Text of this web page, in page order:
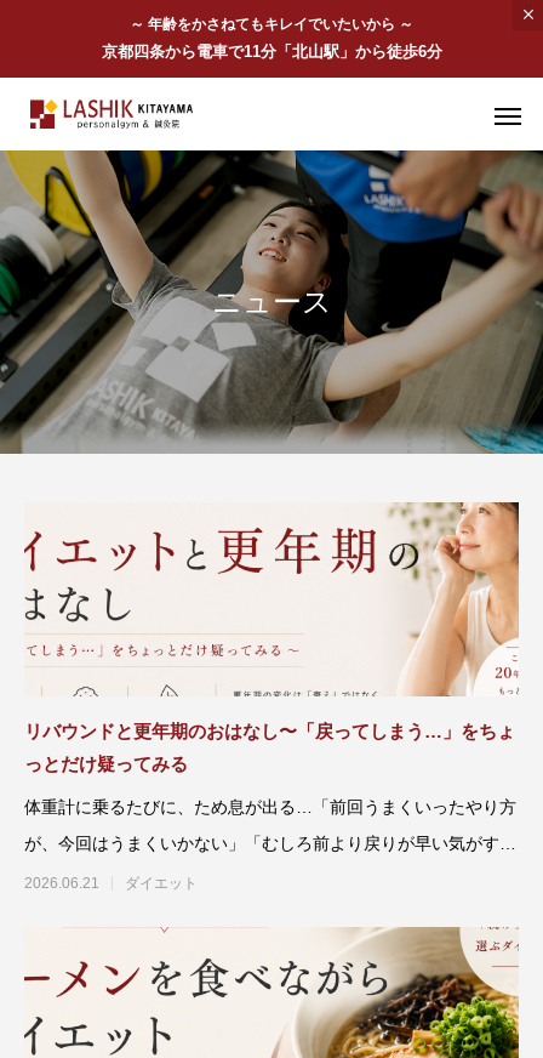
～ 年齢をかさねてもキレイでいたいから ～
京都四条から電車で11分「北山駅」から徒歩6分
ニュース
リバウンドと更年期のおはなし〜「戻ってしまう…」をちょ
っとだけ疑ってみる
体重計に乗るたびに、ため息が出る…「前回うまくいったやり方
が、今回はうまくいかない」「むしろ前より戻りが早い気がす
る」「もしかして
2026.06.21 ダイエット